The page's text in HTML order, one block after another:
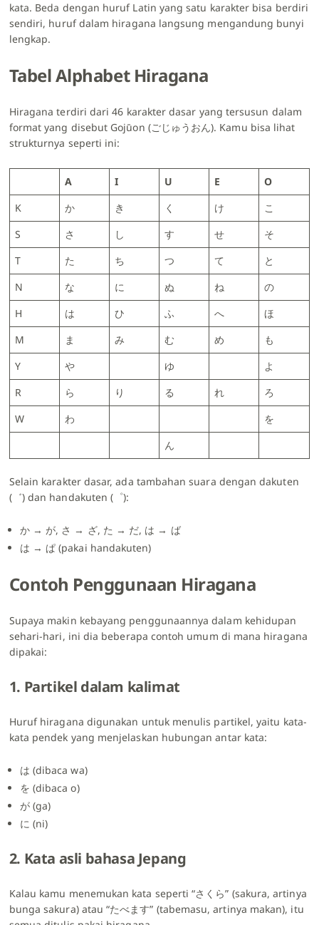
kata. Beda dengan huruf Latin yang satu karakter bisa berdiri
sendiri, huruf dalam hiragana langsung mengandung bunyi
lengkap.
Tabel Alphabet Hiragana
Hiragana terdiri dari 46 karakter dasar yang tersusun dalam
format yang disebut Gojūon (ごじゅうおん). Kamu bisa lihat
strukturnya seperti ini:
A I U E
O
K
か き く け
こ
S
さ し す せ
そ
T
た ち つ て
と
N
な に ぬ ね
の
H
は ひ ふ へ
ほ
M
ま み む め
も
Y
や ゆ
よ
R
ら り る れ
ろ
W
わ
を
ん
Selain karakter dasar, ada tambahan suara dengan dakuten
(゛) dan handakuten (゜):
か → が, さ → ざ, た → だ, は → ば
は → ぱ (pakai handakuten)
Contoh Penggunaan Hiragana
Supaya makin kebayang penggunaannya dalam kehidupan
sehari-hari, ini dia beberapa contoh umum di mana hiragana
dipakai:
1. Partikel dalam kalimat
Huruf hiragana digunakan untuk menulis partikel, yaitu kata-
kata pendek yang menjelaskan hubungan antar kata:
は (dibaca wa)
を (dibaca o)
が (ga)
に (ni)
2. Kata asli bahasa Jepang
Kalau kamu menemukan kata seperti “さくら” (sakura, artinya
bunga sakura) atau “たべます” (tabemasu, artinya makan), itu